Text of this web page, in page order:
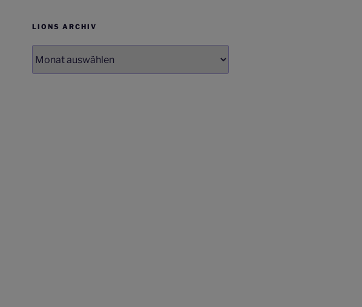
LIONS ARCHIV
Archiv